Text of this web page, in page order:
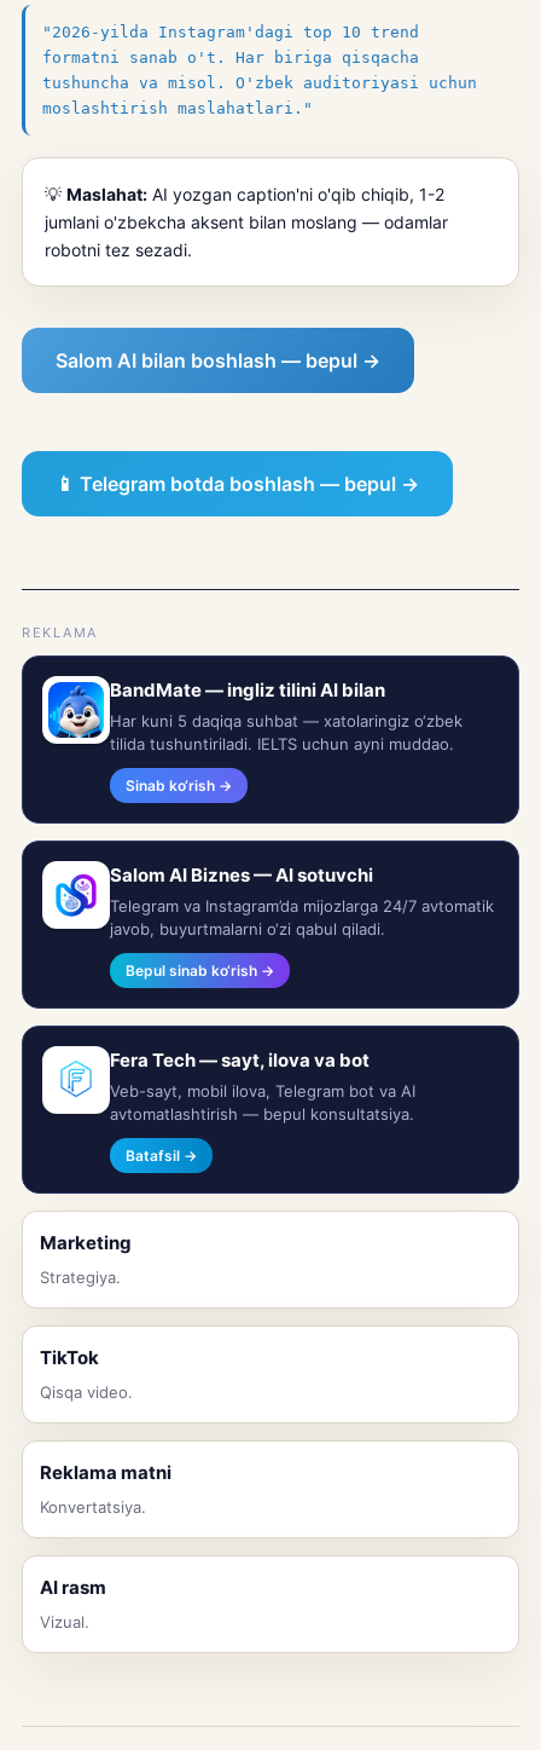
"2026-yilda Instagram'dagi top 10 trend
formatni sanab o't. Har biriga qisqacha
tushuncha va misol. O'zbek auditoriyasi uchun
moslashtirish maslahatlari."
💡 Maslahat: AI yozgan caption'ni o'qib chiqib, 1-2
jumlani o'zbekcha aksent bilan moslang — odamlar
robotni tez sezadi.
Salom AI bilan boshlash — bepul →
📱 Telegram botda boshlash — bepul →
REKLAMA
BandMate — ingliz tilini AI bilan
Har kuni 5 daqiqa suhbat — xatolaringiz o‘zbek
tilida tushuntiriladi. IELTS uchun ayni muddao.
Sinab ko‘rish →
Salom AI Biznes — AI sotuvchi
Telegram va Instagram’da mijozlarga 24/7 avtomatik
javob, buyurtmalarni o‘zi qabul qiladi.
Bepul sinab ko‘rish →
Fera Tech — sayt, ilova va bot
Veb-sayt, mobil ilova, Telegram bot va AI
avtomatlashtirish — bepul konsultatsiya.
Batafsil →
Marketing
Strategiya.
TikTok
Qisqa video.
Reklama matni
Konvertatsiya.
AI rasm
Vizual.